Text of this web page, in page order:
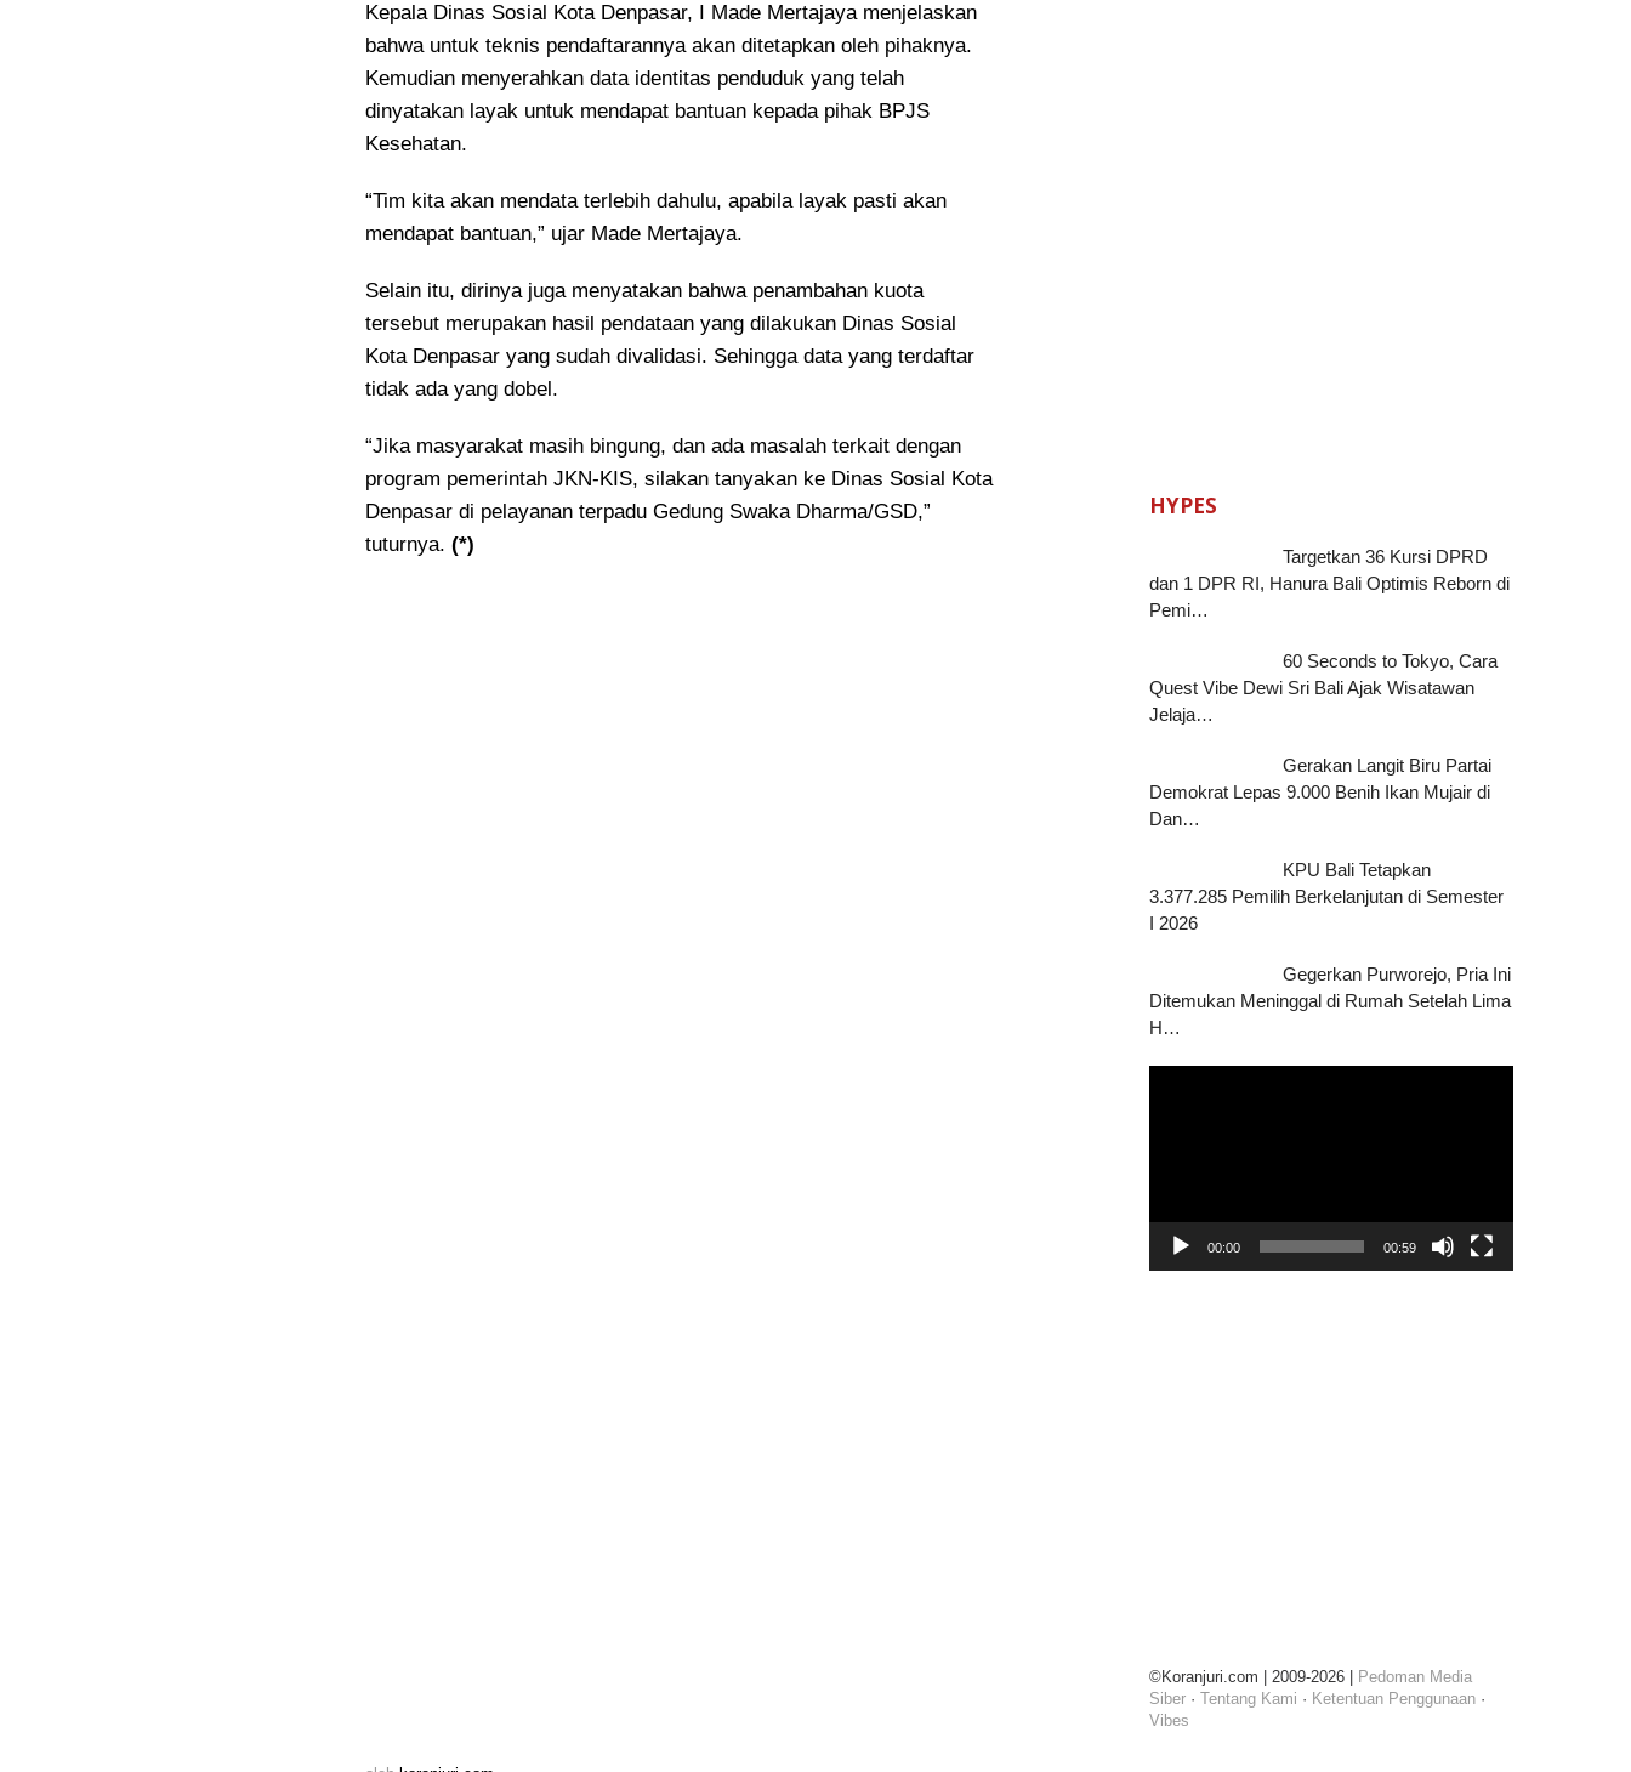
Kepala Dinas Sosial Kota Denpasar, I Made Mertajaya menjelaskan
bahwa untuk teknis pendaftarannya akan ditetapkan oleh pihaknya.
Kemudian menyerahkan data identitas penduduk yang telah
dinyatakan layak untuk mendapat bantuan kepada pihak BPJS
Kesehatan.
“Tim kita akan mendata terlebih dahulu, apabila layak pasti akan
mendapat bantuan,” ujar Made Mertajaya.
Selain itu, dirinya juga menyatakan bahwa penambahan kuota
tersebut merupakan hasil pendataan yang dilakukan Dinas Sosial
Kota Denpasar yang sudah divalidasi. Sehingga data yang terdaftar
tidak ada yang dobel.
“Jika masyarakat masih bingung, dan ada masalah terkait dengan
program pemerintah JKN-KIS, silakan tanyakan ke Dinas Sosial Kota
Denpasar di pelayanan terpadu Gedung Swaka Dharma/GSD,”
tuturnya.(*)
HYPES
Targetkan 36 Kursi DPRD
dan 1 DPR RI, Hanura Bali Optimis Reborn di
Pemi…
60 Seconds to Tokyo, Cara
Quest Vibe Dewi Sri Bali Ajak Wisatawan
Jelaja…
Gerakan Langit Biru Partai
Demokrat Lepas 9.000 Benih Ikan Mujair di
Dan…
KPU Bali Tetapkan
3.377.285 Pemilih Berkelanjutan di Semester
I 2026
Gegerkan Purworejo, Pria Ini
Ditemukan Meninggal di Rumah Setelah Lima
H…
00:00 00:59
©Koranjuri.com | 2009-2026 | Pedoman Media
Siber ·Tentang Kami · Ketentuan Penggunaan ·
Vibes